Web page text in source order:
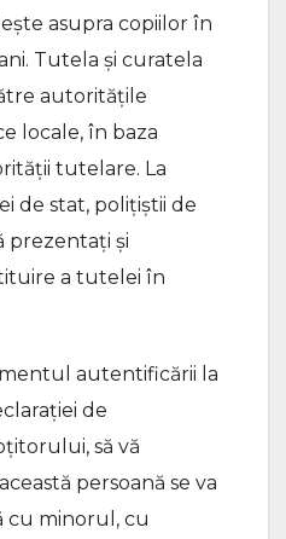
asupra copiilor în
Tutela şi curatela
autorităţile
locale, în baza
tutelare. La
de stat, poliţiştii de
prezentaţi şi
a tutelei în
autentificării la
de
să vă
persoană se va
cu minorul, cu